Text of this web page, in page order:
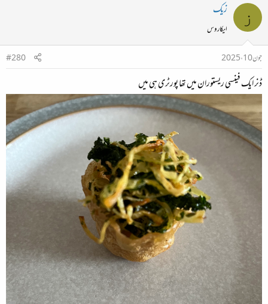
ز زیک
ایکاروس
جون 10، 2025
#280
ڈنر ایک فینسی ریستوران میں تھا پورٹری ہی میں